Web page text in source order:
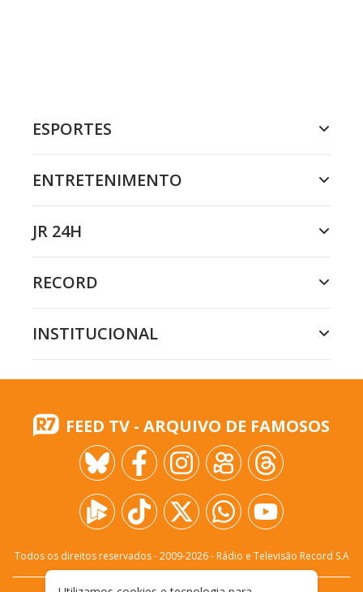
ESPORTES
ENTRETENIMENTO
JR 24H
RECORD
INSTITUCIONAL
FEED TV - ARQUIVO DE FAMOSOS
Todos os direitos reservados - 2009-2026- Rádio e Televisão Record S.A